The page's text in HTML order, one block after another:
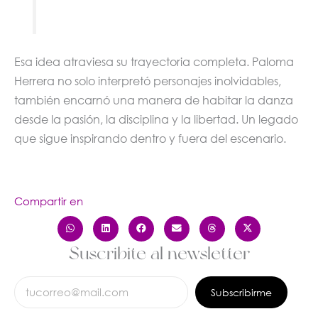
Esa idea atraviesa su trayectoria completa. Paloma
Herrera no solo interpretó personajes inolvidables,
también encarnó una manera de habitar la danza
desde la pasión, la disciplina y la libertad. Un legado
que sigue inspirando dentro y fuera del escenario.
Compartir en
Suscribite al newsletter
Subscribirme